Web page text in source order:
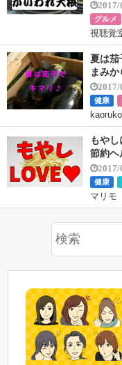
2017/
グルメ
視聴覚
夏は茄
まみ
2017/
健康
kaoruko
もや
節約ヘ
2017/
健康
マリモ